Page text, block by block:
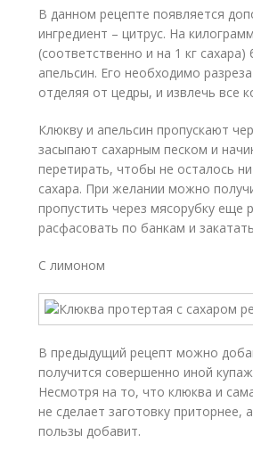
В данном рецепте появляется
ингредиент – цитрус. На
(соответственно и на 1 кг сахара)
апельсин. Его необходимо
отделяя от цедры, и извлечь все
Клюкву и апельсин пропускают
засыпают сахарным песком и
перетирать, чтобы не осталось
сахара. При желании можно
пропустить через мясорубку еще
расфасовать по банкам и
С лимоном
В предыдущий рецепт можно
получится совершенно иной
Несмотря на то, что клюква и
не сделает заготовку приторнее,
пользы добавит.